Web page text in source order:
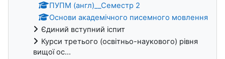
ПУПМ (англ)__Семестр 2
Основи академічного писемного мовлення
Єдиний вступний іспит
Курси третього (освітньо-наукового) рівня
вищої ос...